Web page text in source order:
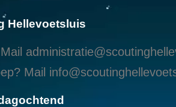
Hellevoetsluis
Mail